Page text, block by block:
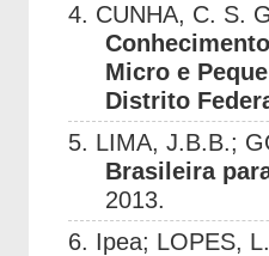
4. CUNHA, C. S.
Micro e
Distrito
5. LIMA, J.B.B.;
Brasileira
2013.
6. Ipea; LOPES,